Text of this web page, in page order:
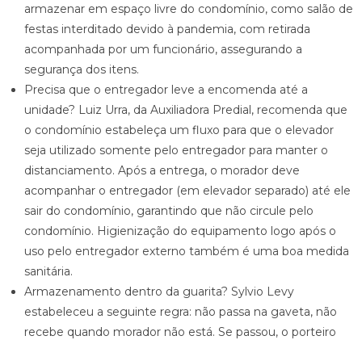
armazenar em espaço livre do condomínio, como salão de
festas interditado devido à pandemia, com retirada
acompanhada por um funcionário, assegurando a
segurança dos itens.
Precisa que o entregador leve a encomenda até a
unidade? Luiz Urra, da Auxiliadora Predial, recomenda que
o condomínio estabeleça um fluxo para que o elevador
seja utilizado somente pelo entregador para manter o
distanciamento. Após a entrega, o morador deve
acompanhar o entregador (em elevador separado) até ele
sair do condomínio, garantindo que não circule pelo
condomínio. Higienização do equipamento logo após o
uso pelo entregador externo também é uma boa medida
sanitária.
Armazenamento dentro da guarita? Sylvio Levy
estabeleceu a seguinte regra: não passa na gaveta, não
recebe quando morador não está. Se passou, o porteiro